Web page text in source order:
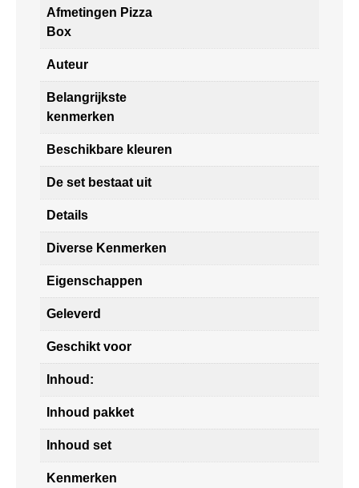
Afmetingen Pizza
Box
Auteur
Belangrijkste
kenmerken
Beschikbare kleuren
De set bestaat uit
Details
Diverse Kenmerken
Eigenschappen
Geleverd
Geschikt voor
Inhoud:
Inhoud pakket
Inhoud set
Kenmerken